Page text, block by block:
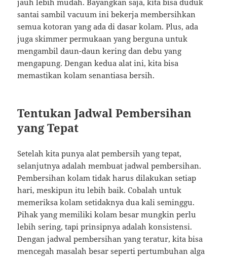
jauh lebih mudah. Bayangkan saja, kita bisa duduk
santai sambil vacuum ini bekerja membersihkan
semua kotoran yang ada di dasar kolam. Plus, ada
juga skimmer permukaan yang berguna untuk
mengambil daun-daun kering dan debu yang
mengapung. Dengan kedua alat ini, kita bisa
memastikan kolam senantiasa bersih.
Tentukan Jadwal Pembersihan
yang Tepat
Setelah kita punya alat pembersih yang tepat,
selanjutnya adalah membuat jadwal pembersihan.
Pembersihan kolam tidak harus dilakukan setiap
hari, meskipun itu lebih baik. Cobalah untuk
memeriksa kolam setidaknya dua kali seminggu.
Pihak yang memiliki kolam besar mungkin perlu
lebih sering, tapi prinsipnya adalah konsistensi.
Dengan jadwal pembersihan yang teratur, kita bisa
mencegah masalah besar seperti pertumbuhan alga